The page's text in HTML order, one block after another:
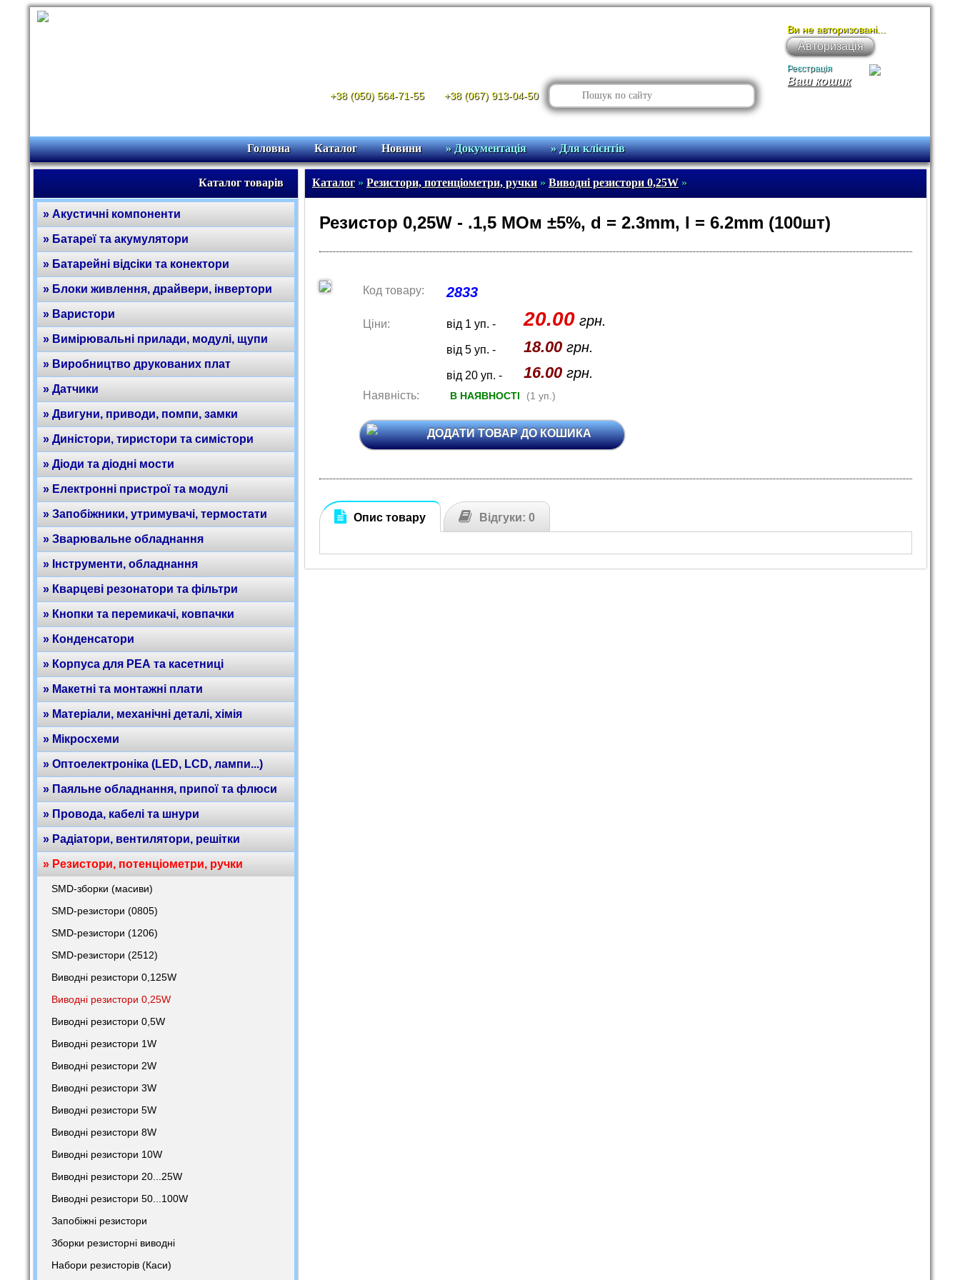
+38 (050) 564-71-55 +38 (067) 913-04-50
Ваш кошик
Ви не авторизовані...
Авторизація
Реєстрація
Головна Каталог Новини » Документація » Для клієнтів
Каталог товарів
» Акустичні компоненти
» Батареї та акумулятори
» Батарейні відсіки та конектори
» Блоки живлення, драйвери, інвертори
» Варистори
» Вимірювальні прилади, модулі, щупи
» Виробництво друкованих плат
» Датчики
» Двигуни, приводи, помпи, замки
» Диністори, тиристори та симістори
» Діоди та діодні мости
» Електронні пристрої та модулі
» Запобіжники, утримувачі, термостати
» Зварювальне обладнання
» Інструменти, обладнання
» Кварцеві резонатори та фільтри
» Кнопки та перемикачі, ковпачки
» Конденсатори
» Корпуса для РЕА та касетниці
» Макетні та монтажні плати
» Матеріали, механічні деталі, хімія
» Мікросхеми
» Оптоелектроніка (LED, LCD, лампи...)
» Паяльне обладнання, припої та флюси
» Провода, кабелі та шнури
» Радіатори, вентилятори, решітки
» Резистори, потенціометри, ручки
SMD-зборки (масиви)
SMD-резистори (0805)
SMD-резистори (1206)
SMD-резистори (2512)
Виводні резистори 0,125W
Виводні резистори 0,25W
Виводні резистори 0,5W
Виводні резистори 1W
Виводні резистори 2W
Виводні резистори 3W
Виводні резистори 5W
Виводні резистори 8W
Виводні резистори 10W
Виводні резистори 20...25W
Виводні резистори 50...100W
Запобіжні резистори
Зборки резисторні виводні
Набори резисторів (Каси)
Каталог» Резистори, потенціометри, ручки» Виводні резистори 0,25W»
Резистор 0,25W - .1,5 МОм ±5%, d = 2.3mm, l = 6.2mm (100шт)
Код товару: 2833
Ціни: від 1 уп. - 20.00 грн.
від 5 уп. - 18.00 грн.
від 20 уп. - 16.00 грн.
Наявність: В НАЯВНОСТІ (1 уп.)
ДОДАТИ ТОВАР ДО КОШИКА
Опис товару Відгуки: 0